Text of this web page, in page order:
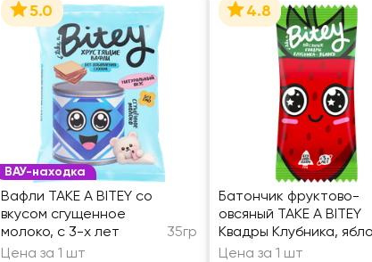
ВАУ-находка
5.0
Вафли TAKE A BITEY со
вкусом сгущенное
молоко, с 3-х лет
35гр
Цена за 1 шт
4.8
Батончик фруктово-
овсяный TAKE A BITEY
Квадры Клубника,
Цена за 1 шт